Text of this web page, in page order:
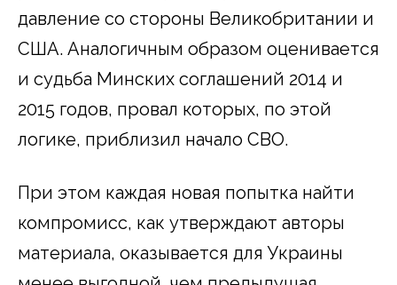
давление со стороны Великобритании и
США. Аналогичным образом оценивается
и судьба Минских соглашений 2014 и
2015 годов, провал которых, по этой
логике, приблизил начало СВО.
При этом каждая новая попытка найти
компромисс, как утверждают авторы
материала, оказывается для Украины